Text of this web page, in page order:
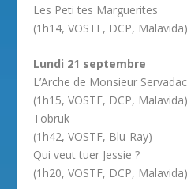
Les Peti tes Marguerites
(1h14, VOSTF, DCP, Malavida)
Lundi 21 septembre
L’Arche de Monsieur Servadac
(1h15, VOSTF, DCP, Malavida)
Tobruk
(1h42, VOSTF, Blu-Ray)
Qui veut tuer Jessie ?
(1h20, VOSTF, DCP, Malavida)